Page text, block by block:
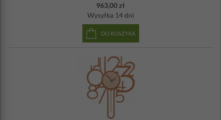
963,00 zł
Wysyłka 14 dni
DO KOSZYKA